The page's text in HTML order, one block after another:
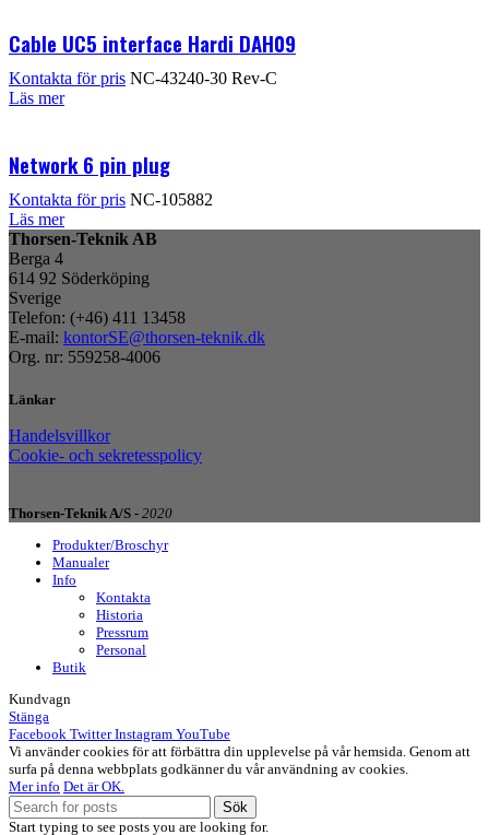
Cable UC5 interface Hardi DAH09
Kontakta för pris NC-43240-30 Rev-C
Läs mer
Network 6 pin plug
Kontakta för pris NC-105882
Läs mer
Thorsen-Teknik AB
Berga 4
614 92 Söderköping
Sverige
Telefon: (+46) 411 13458
E-mail: kontorSE@thorsen-teknik.dk
Org. nr: 559258-4006
Länkar
Handelsvillkor
Cookie- och sekretesspolicy
Thorsen-Teknik A/S - 2020
Produkter/Broschyr
Manualer
Info
Kontakta
Historia
Pressrum
Personal
Butik
Kundvagn
Stänga
Facebook Twitter Instagram YouTube
Vi använder cookies för att förbättra din upplevelse på vår hemsida. Genom att
surfa på denna webbplats godkänner du vår användning av cookies.
Mer info Det är OK.
Sök
Start typing to see posts you are looking for.